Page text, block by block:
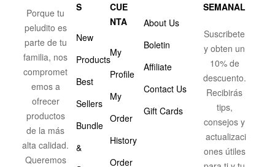
Porque tu
peludito es
parte de tu
familia, nos
compromet
emos a
ofrecer
productos
de la más
alta calidad.
Queremos
S
New
Products
Best
Sellers
Bundle
&
CUE
NTA
My
Profile
My
Order
History
Order
About Us
Boletin
Affiliate
Contact Us
Gift Cards
SEMANAL
Suscribete
y obten un
10% de
descuento.
Recibirás
tips,
consejos y
actualizaci
ones útiles